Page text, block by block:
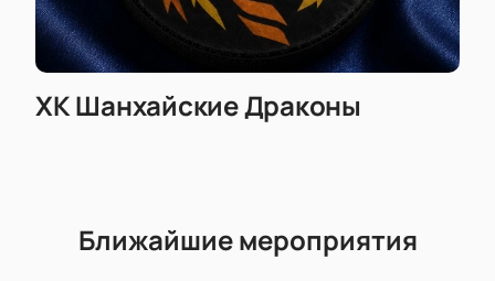
ХК Шанхайские Драконы
Ближайшие мероприятия